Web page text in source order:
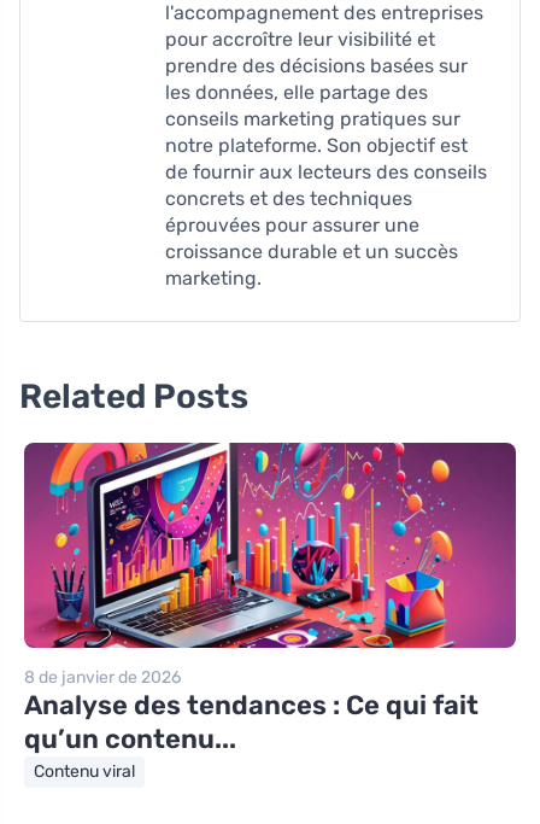
l'accompagnement des entreprises
pour accroître leur visibilité et
prendre des décisions basées sur
les données, elle partage des
conseils marketing pratiques sur
notre plateforme. Son objectif est
de fournir aux lecteurs des conseils
concrets et des techniques
éprouvées pour assurer une
croissance durable et un succès
marketing.
Related Posts
8 de janvier de 2026
Analyse des tendances : Ce qui fait
qu’un contenu...
Contenu viral